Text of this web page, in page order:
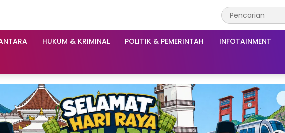
HUKUM & KRIMINAL POLITIK & PEMERINTAH INFOTAINMENT